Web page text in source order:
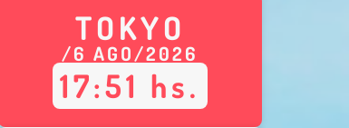
TOKYO
/6 AGO/2026
17:51 hs.